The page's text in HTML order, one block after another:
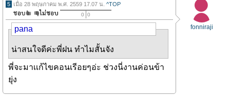
fonniraji
5 เมื่อ 28 พฤษภาคม พ.ศ. 2559 17.07 น. ^TOP
0 0
pana
น่าสนใจดีค่ะพี่ฝน ทำไมสั้นจัง
พี่จะมาเเก้ไขคอนเรีอยๆอ่ะ ช่วงนี่งานค่อนข้า
ยุ่ง